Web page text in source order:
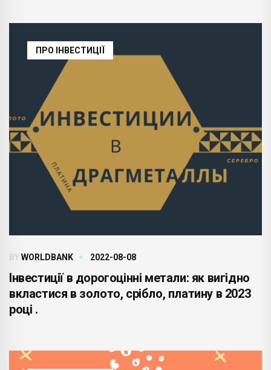
ПРО ІНВЕСТИЦІЇ
BYWORLDBANK 2022-08-08
Інвестиції в дорогоцінні метали: як вигідно
вкластися в золото, срібло, платину в 2023
році .